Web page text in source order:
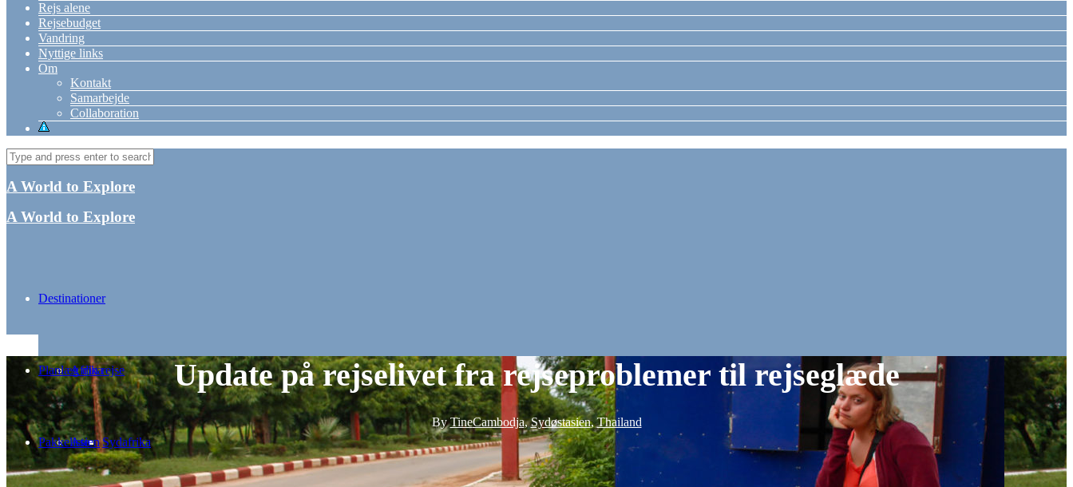
Rejs alene
Rejsebudget
Vandring
Nyttige links
Om
Kontakt
Samarbejde
Collaboration
A World to Explore
A World to Explore
Destinationer
Afrika
Sydafrika
Asien
Planlæg din rejse
Pakkeliste
Update på rejselivet fra rejseproblemer til rejseglæde
ByTineCambodja,Sydøstasien,Thailand